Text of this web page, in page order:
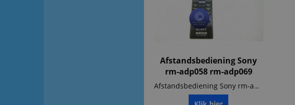
Afstandsbediening Sony
rm-adp058 rm-adp069
Afstandsbediening Sony rm-adp058 rm-adp069 Afstandsbediening Sony bdv-l600